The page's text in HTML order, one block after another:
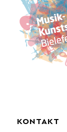
KONTAKT